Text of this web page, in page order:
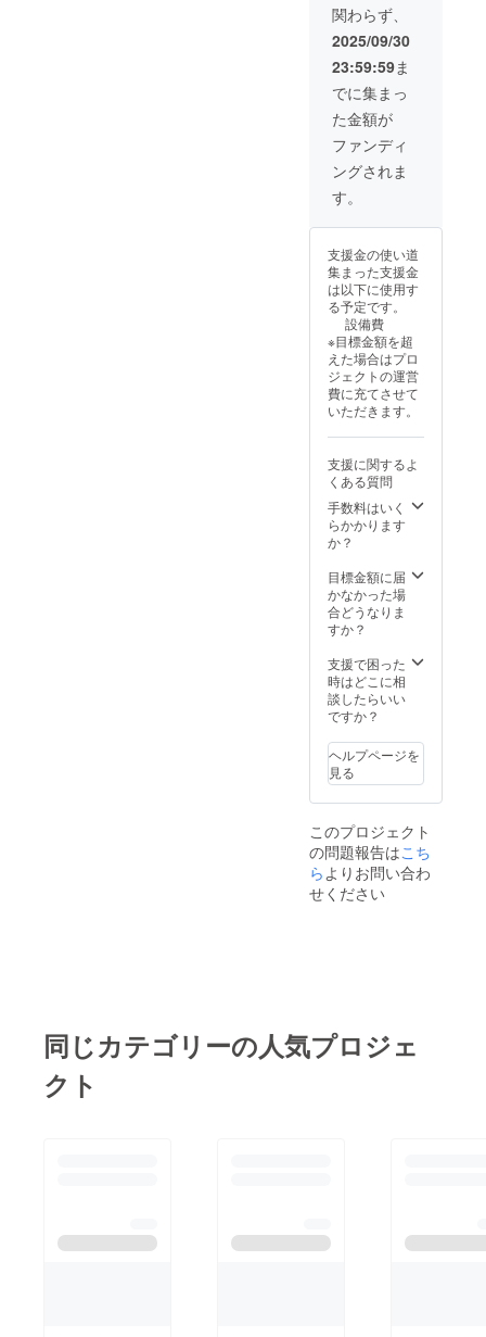
関わらず、
2025/09/30
23:59:59ま
でに集まっ
た金額が
ファンディ
ングされま
す。
支援金の使い道
集まった支援金
は以下に使用す
る予定です。
設備費
※目標金額を超
えた場合はプロ
ジェクトの運営
費に充てさせて
いただきます。
支援に関するよ
くある質問
手数料はいく
らかかります
か？
目標金額に届
かなかった場
合どうなりま
すか？
支援で困った
時はどこに相
談したらいい
ですか？
ヘルプページを
見る
このプロジェクト
の問題報告はこち
らよりお問い合わ
せください
同じカテゴリーの人気プロジェ
クト